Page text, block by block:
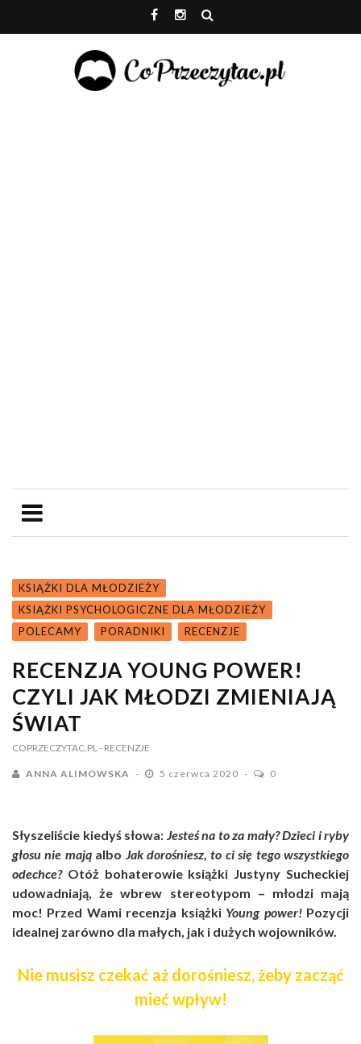
KSIĄŻKI DLA MŁODZIEŻY
KSIĄŻKI PSYCHOLOGICZNE DLA MŁODZIEŻY
POLECAMY
PORADNIKI RECENZJE
RECENZJA YOUNG POWER!
CZYLI JAK MŁODZI ZMIENIAJĄ
ŚWIAT
COPRZECZYTAC.PL - RECENZJE
ANNA ALIMOWSKA 5 czerwca 2020 0
Słyszeliście kiedyś słowa: Jesteś na to za mały? Dzieci i ryby
głosu nie mają albo Jak dorośniesz, to ci się tego wszystkiego
odechce? Otóż bohaterowie książki Justyny Sucheckiej
udowadniają, że wbrew stereotypom – młodzi mają
moc! Przed Wami recenzja książki Young power! Pozycji
idealnej zarówno dla małych, jak i dużych wojowników.
Nie musisz czekać aż dorośniesz, żeby zacząć
mieć wpływ!